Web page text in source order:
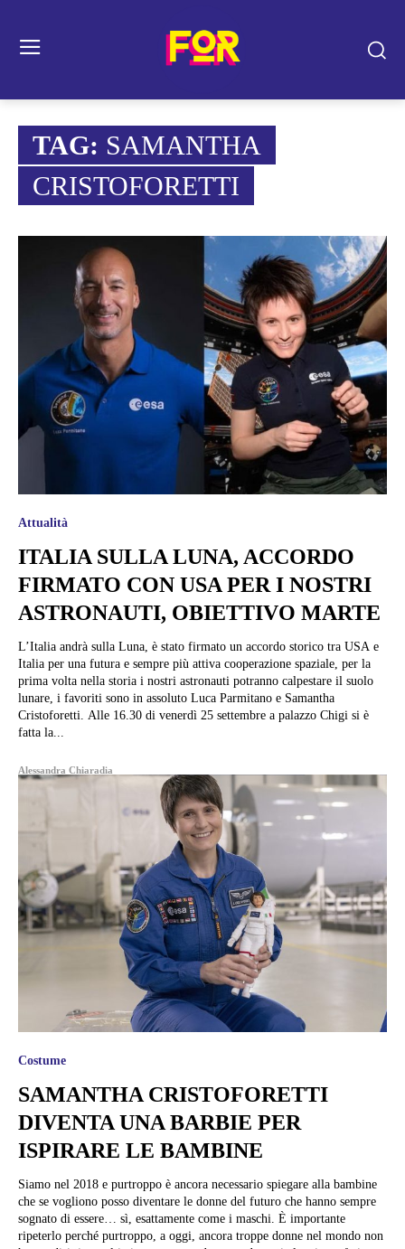
TAG: SAMANTHA
CRISTOFORETTI
Attualità
ITALIA SULLA LUNA, ACCORDO
FIRMATO CON USA PER I NOSTRI
ASTRONAUTI, OBIETTIVO MARTE
L’Italia andrà sulla Luna, è stato firmato un accordo storico tra USA e
Italia per una futura e sempre più attiva cooperazione spaziale, per la
prima volta nella storia i nostri astronauti potranno calpestare il suolo
lunare, i favoriti sono in assoluto Luca Parmitano e Samantha
Cristoforetti. Alle 16.30 di venerdì 25 settembre a palazzo Chigi si è
fatta la...
Alessandra Chiaradia
Costume
SAMANTHA CRISTOFORETTI
DIVENTA UNA BARBIE PER
ISPIRARE LE BAMBINE
Siamo nel 2018 e purtroppo è ancora necessario spiegare alla bambine
che se vogliono posso diventare le donne del futuro che hanno sempre
sognato di essere… sì, esattamente come i maschi. È importante
ripeterlo perché purtroppo, a oggi, ancora troppe donne nel mondo non